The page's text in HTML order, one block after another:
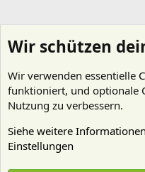
Wir schützen
Wir verwenden essentielle
funktioniert, und optionale
Nutzung zu verbessern.
Siehe weitere
Einstellungen